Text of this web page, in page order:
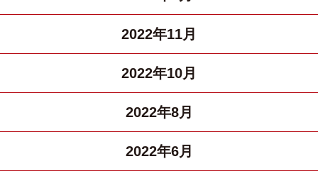
2022年11月
2022年10月
2022年8月
2022年6月